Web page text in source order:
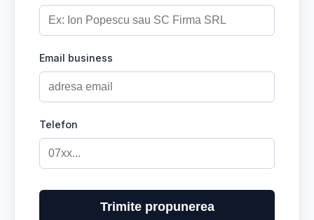
Email business
Telefon
Trimite propunerea